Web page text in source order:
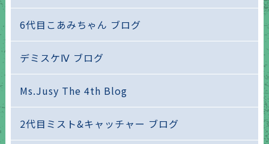
6代目こあみちゃん ブログ
デミスケⅣ ブログ
Ms.Jusy The 4th Blog
2代目ミスト&キャッチャー ブログ